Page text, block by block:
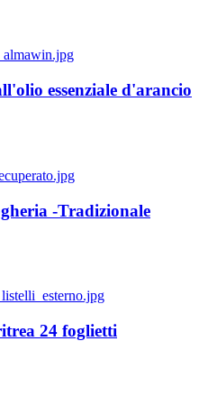
essenziale d'arancio
-Tradizionale
24 foglietti